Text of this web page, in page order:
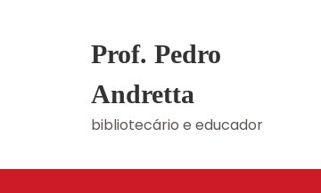
Prof. Pedro
Andretta
bibliotecário e educador